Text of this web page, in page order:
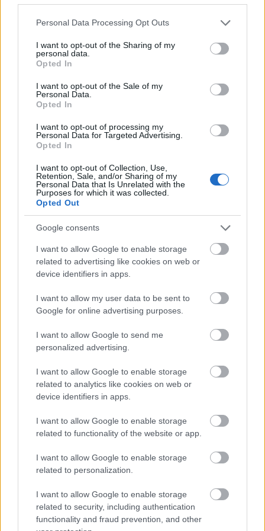
Please note that this website/app uses one or more Google
not limited to your visit or usage behaviour. You may click to
grant or deny consent to Google and its third-party tags to
use your data for below specified purposes in below Google
consent section.
Personal Data Processing Opt Outs
I want to opt-out of the Sharing of my
personal data.
Opted In
I want to opt-out of the Sale of my
Personal Data.
Opted In
I want to opt-out of processing my
Personal Data for Targeted Advertising.
Opted In
I want to opt-out of Collection, Use,
Retention, Sale, and/or Sharing of my
Personal Data that Is Unrelated with the
Purposes for which it was collected.
Opted Out
Google consents
I want to allow Google to enable storage
related to advertising like cookies on web or
device identifiers in apps.
I want to allow my user data to be sent to
Google for online advertising purposes.
I want to allow Google to send me
personalized advertising.
I want to allow Google to enable storage
related to analytics like cookies on web or
device identifiers in apps.
I want to allow Google to enable storage
related to functionality of the website or app.
I want to allow Google to enable storage
related to personalization.
I want to allow Google to enable storage
related to security, including authentication
functionality and fraud prevention, and other
értelemben nyomasztó film.
Mr. Turner(2014) – r.:Mike Leigh
századi festő – recept a jó filmhez? Téves. Valahogy
ez a Mike Leigh-alkotás ugyanis nagyon
félrecsúszott. Bár vannak benne szórakoztató
epizódok, nem áll össze a film egy egésszé. Kicsit
érthetetlen mi volt a rendező célja, ugyanis az
alkotás se nem tiszteleg eléggé J. M. W. Turner élete
és munkássága előtt, se nem mesél el komplex
történetet, csak céltalanul bolyong az események
között egészen a festő haláláig. A fesztivál egyik
legnagyobb csalódása.
Manieggs – Egy kemény tojás bosszúja
– Revenge of the Hard Egg(2014) – r.:
Nem tudtam, mit várjak előzetesen ettől az angolul
beszélő magyar animációs filmtől, a teaser trailerből
sok infó. Az alkotástMiklósy Zoltánanimátor
jegyzi, akinek ez az első önálló nagyjátékfilmje
(rendező és forgatókönyvíró is). Rendkívül sok filmes
utalás és meglepően jó humor jellemzi az első 60
percet, de az utolsó fél órára sajnos kicsit leül a
produkció. Kár a vontatott végjátékért, mert a